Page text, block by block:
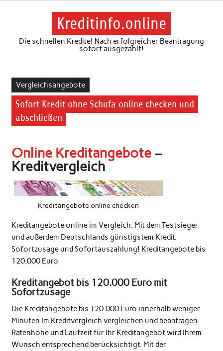
Skip
Kreditinfo.online
Die schnellen Kredite! Nach erfolgreicher Beantragung
sofort ausgezahlt!
Vergleichsangebote
Sofort Kredit ohne Schufa online checken und
abschließen
Online Kreditangebote–
Kreditvergleich
Kreditangebote online checken
Kreditangebote online im Vergleich. Mit dem Testsieger
und außerdem Deutschlands günstigstem Kredit.
Sofortzusage und Sofortauszahlung! Kreditangebote bis
120.000 Euro
Kreditangebot bis 120.000 Euro mit
Sofortzusage
Die Kreditangebote bis 120.000 Euro innerhalb weniger
Minuten Im Kreditvergleich vergleichen und beantragen.
Ratenhöhe und Laufzeit für Ihr Kreditangebot wird Ihrem
Wunsch entsprechend berücksichtigt. Mit der